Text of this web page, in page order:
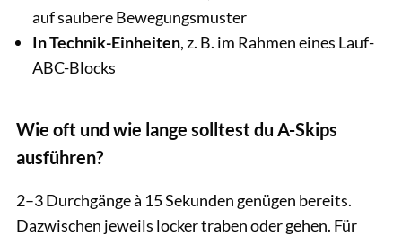
auf saubere Bewegungsmuster
In Technik-Einheiten, z. B. im Rahmen eines Lauf-
ABC-Blocks
Wie oft und wie lange solltest du A-Skips
ausführen?
2–3 Durchgänge à 15 Sekunden genügen bereits.
Dazwischen jeweils locker traben oder gehen. Für